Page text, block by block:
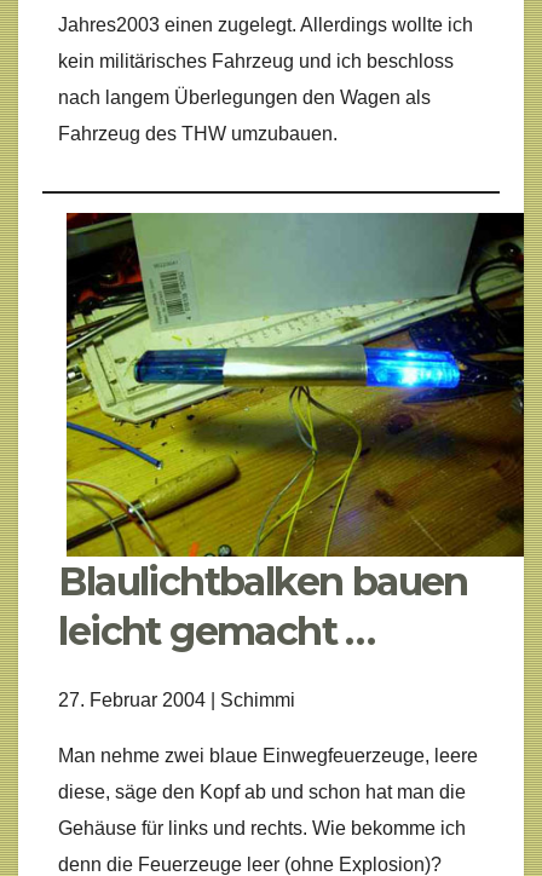
Jahres2003 einen zugelegt. Allerdings wollte ich
kein militärisches Fahrzeug und ich beschloss
nach langem Überlegungen den Wagen als
Fahrzeug des THW umzubauen.
Blaulichtbalken bauen
leicht gemacht …
27. Februar 2004 | Schimmi
Man nehme zwei blaue Einwegfeuerzeuge, leere
diese, säge den Kopf ab und schon hat man die
Gehäuse für links und rechts. Wie bekomme ich
denn die Feuerzeuge leer (ohne Explosion)?